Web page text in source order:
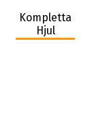
Kompletta
Hjul